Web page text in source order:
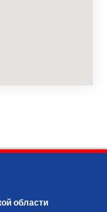
области